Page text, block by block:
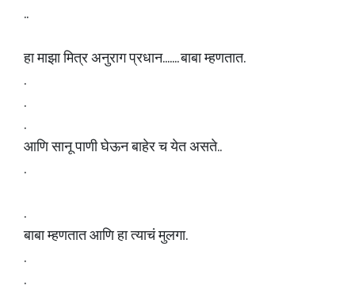
..
हा माझा मित्र अनुराग प्रधान....... बाबा म्हणतात.
.
.
.
आणि सानू पाणी घेऊन बाहेर च येत असते..
.
.
बाबा म्हणतात आणि हा त्याचं मुलगा.
.
.